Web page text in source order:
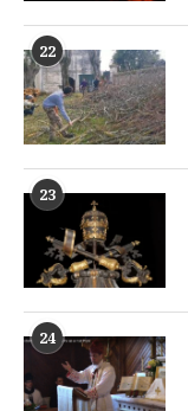
22
23
24